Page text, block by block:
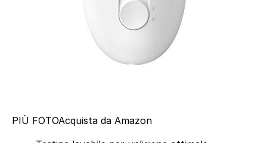
PIÙ FOTOAcquista da Amazon